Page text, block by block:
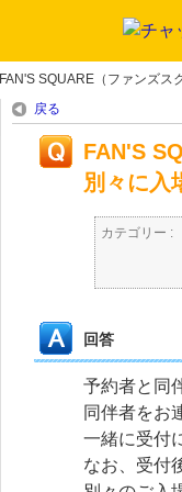
FAN'S SQUARE（ファンズス
戻る
FAN'S
別々に入
カテゴリー :
回答
予約者と同
同伴者をお
一緒に受付
なお、受付